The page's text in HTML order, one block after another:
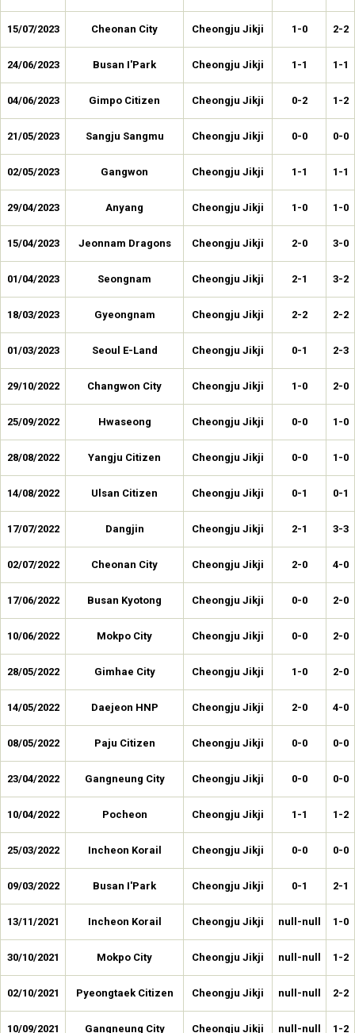
15/07/2023 Cheonan City Cheongju Jikji 1-0 2-2
24/06/2023 Busan I'Park Cheongju Jikji 1-1 1-1
04/06/2023 Gimpo Citizen Cheongju Jikji 0-2 1-2
21/05/2023 Sangju Sangmu Cheongju Jikji 0-0 0-0
02/05/2023 Gangwon Cheongju Jikji 1-1 1-1
29/04/2023 Anyang Cheongju Jikji 1-0 1-0
15/04/2023 Jeonnam Dragons Cheongju Jikji 2-0 3-0
01/04/2023 Seongnam Cheongju Jikji 2-1 3-2
18/03/2023 Gyeongnam Cheongju Jikji 2-2 2-2
01/03/2023 Seoul E-Land Cheongju Jikji 0-1 2-3
29/10/2022 Changwon City Cheongju Jikji 1-0 2-0
25/09/2022 Hwaseong Cheongju Jikji 0-0 1-0
28/08/2022 Yangju Citizen Cheongju Jikji 0-0 1-0
14/08/2022 Ulsan Citizen Cheongju Jikji 0-1 0-1
17/07/2022 Dangjin Cheongju Jikji 2-1 3-3
02/07/2022 Cheonan City Cheongju Jikji 2-0 4-0
17/06/2022 Busan Kyotong Cheongju Jikji 0-0 2-0
10/06/2022 Mokpo City Cheongju Jikji 0-0 2-0
28/05/2022 Gimhae City Cheongju Jikji 1-0 2-0
14/05/2022 Daejeon HNP Cheongju Jikji 2-0 4-0
08/05/2022 Paju Citizen Cheongju Jikji 0-0 0-0
23/04/2022 Gangneung City Cheongju Jikji 0-0 0-0
10/04/2022 Pocheon Cheongju Jikji 1-1 1-2
25/03/2022 Incheon Korail Cheongju Jikji 0-0 0-0
09/03/2022 Busan I'Park Cheongju Jikji 0-1 2-1
13/11/2021 Incheon Korail Cheongju Jikji null-null 1-0
30/10/2021 Mokpo City Cheongju Jikji null-null 1-2
02/10/2021 Pyeongtaek Citizen Cheongju Jikji null-null 2-2
10/09/2021 Gangneung City Cheongju Jikji null-null 1-2